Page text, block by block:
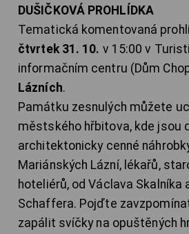
DUŠIČKOVÁ PROHLÍDKA
Tematická komentovaná
čtvrtek 31. 10. v 15:00 v
informačním centru (Dům
Lázních.
Památku zesnulých můžete
městského hřbitova, kde jsou
architektonicky cenné
Mariánských Lázní, lékařů,
hoteliérů, od Václava Skalníka
Schaffera. Pojďte
zapálit svíčky na opuštěných